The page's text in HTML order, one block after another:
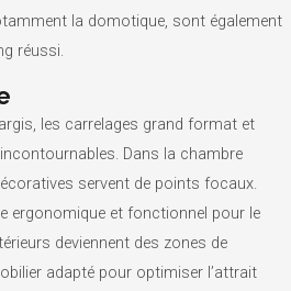
la domotique, sont également
réussi.
les carrelages grand format et
Dans la chambre
servent de points focaux.
ergonomique et fonctionnel pour le
deviennent des zones de
adapté pour optimiser l’attrait